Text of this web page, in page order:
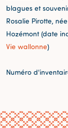
blagues et
Rosalie Pirotte,
Hozémont (date
Vie wallonne)
Numéro